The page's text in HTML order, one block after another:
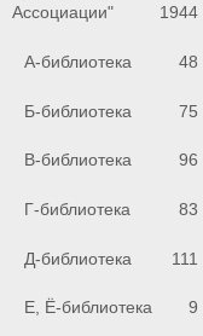
Ассоциации"
1944
А-библиотека 48
Б-библиотека 75
В-библиотека 96
Г-библиотека 83
Д-библиотека 111
Е, Ё-библиотека 9